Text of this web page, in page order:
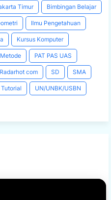
Timur Bimbingan Belajar
Ilmu Pengetahuan
Kursus Komputer
Metode PAT PAS UAS
Radarhot com SD SMA
Tutorial UN/UNBK/USBN